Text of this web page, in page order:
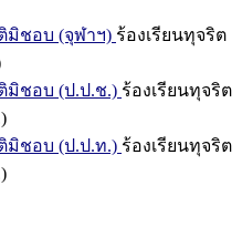
มิชอบ (จุฬาฯ) ร้องเรียนทุจริต
มิชอบ (ป.ป.ช.) ร้องเรียนทุจริต
มิชอบ (ป.ป.ท.) ร้องเรียนทุจริต